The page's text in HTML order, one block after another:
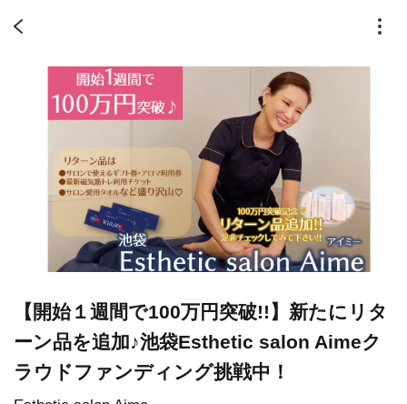
【開始１週間で100万円突破!!】新たにリタ
ーン品を追加♪池袋Esthetic salon Aimeク
ラウドファンディング挑戦中！